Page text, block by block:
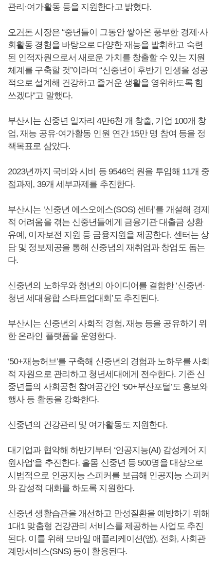
관리·여가활동 등을 지원한다고 밝혔다.
오거돈 시장은 “중년들이 그동안 쌓아온 풍부한 경제·사
회활동 경험을 바탕으로 다양한 재능을 발휘하고 숙련
된 인적자원으로서 새로운 가치를 창출할 수 있는 지원
체계를 구축할 것”이라며 “신중년이 후반기 인생을 성공
적으로 설계해 건강하고 즐거운 생활을 영위하도록 힘
쓰겠다”고 말했다.
부산시는 신중년 일자리 4만6천 개 창출, 기업 100개 창
업, 재능 공유·여가활동 인원 연간 15만 명 참여 등을 정
책목표로 삼았다.
2023년까지 국비와 시비 등 9546억 원을 투입해 11개 중
점과제, 39개 세부과제를 추진한다.
부산시는 ‘신중년 에스오에스(SOS) 센터’를 개설해 경제
적 어려움을 겪는 신중년들에게 금융기관 대출금 상환
유예, 이자보전 지원 등 금융지원을 제공한다. 센터는 상
담 및 정보제공을 통해 신중념의 재취업과 창업도 돕는
다.
신중년의 노하우와 청년의 아이디어를 결합한 ‘신중년·
청년 세대융합 스타트업대회’도 추진된다.
부산시는 신중년의 사회적 경험, 재능 등을 공유하기 위
한 온라인 플랫폼을 운영한다.
‘50+재능허브’를 구축해 신중년의 경험과 노하우를 사회
적 자원으로 관리하고 청년세대에게 전수한다. 기존 신
중년들의 사회공헌 참여공간인 ‘50+부산포털’도 홍보와
행사 등 활동을 강화한다.
신중년의 건강관리 및 여가활동도 지원한다.
대기업과 협약해 하반기부터 ‘인공지능(AI) 감성케어 지
원사업’을 추진한다. 홀몸 신중년 등 500명을 대상으로
시범적으로 인공지능 스피커를 보급해 인공지능 스피커
와 감성적 대화를 하도록 지원한다.
신중년 생활습관을 개선하고 만성질환을 예방하기 위해
1대1 맞춤형 건강관리 서비스를 제공하는 사업도 추진
된다. 이를 위해 모바일 애플리케이션(앱), 전화, 사회관
계망서비스(SNS) 등이 활용된다.